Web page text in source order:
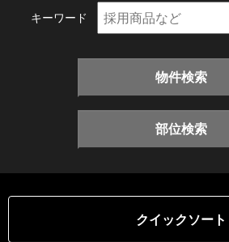
キーワード
物件検索
部位検索
クイックソート